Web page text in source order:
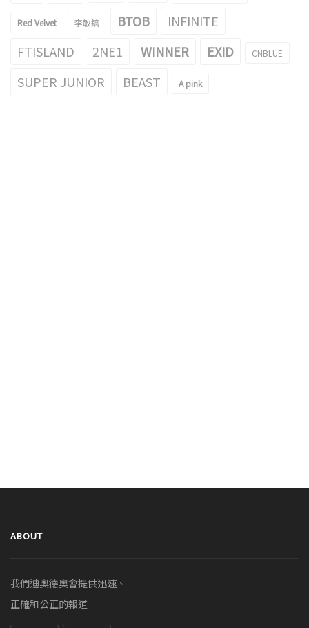
Red Velvet 李敏鎬 BTOB
INFINITE
FTISLAND
2NE1 WINNER EXID CNBLUE
SUPER JUNIOR BEAST A pink
ABOUT
我們迪奧德奧會提供迅速、
正確和公正的報道